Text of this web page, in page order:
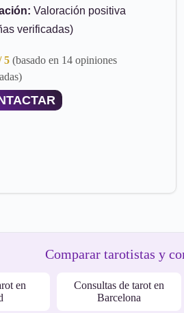
Valoración positiva
verificadas)
5 (basado en 14 opiniones
Comparar tarotistas y
en
Consultas de tarot en
Barcelona